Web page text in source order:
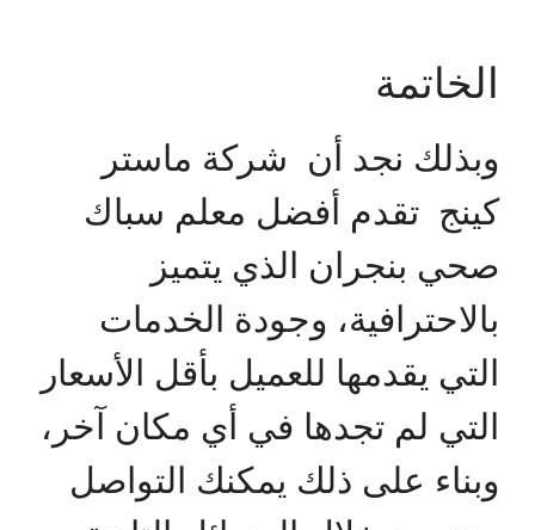
الخاتمة
وبذلك نجد أن شركة ماستر
كينج تقدم أفضل معلم سباك
صحي بنجران الذي يتميز
بالاحترافية، وجودة الخدمات
التي يقدمها للعميل بأقل الأسعار
التي لم تجدها في أي مكان آخر،
وبناء على ذلك يمكنك التواصل